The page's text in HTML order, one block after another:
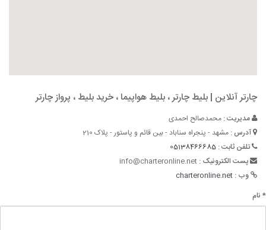
چارتر آنلاین | بلیط چارتر ، بلیط هواپیما ، خرید بلیط ، پرواز چارتر
مدیریت : محمدصالح احمدی
آدرس : مشهد - پنجراه سناباد - بین قائم و پاستور - پلاک 210
تلفن ثابت : 05138466685
پست الکترونیک :
وب : charteronline.net
* نام